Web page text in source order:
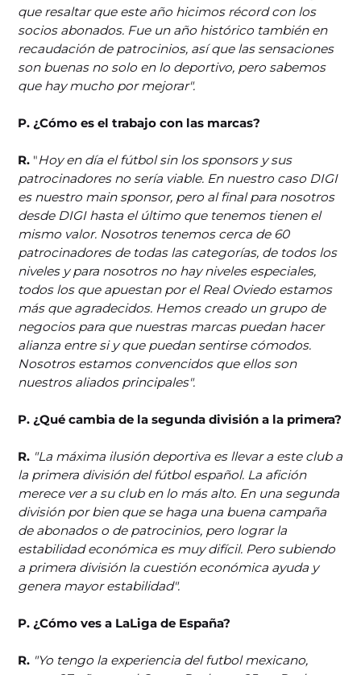
que resaltar que este año hicimos récord con los
socios abonados. Fue un año histórico también en
recaudación de patrocinios, así que las sensaciones
son buenas no solo en lo deportivo, pero sabemos
que hay mucho por mejorar".
P. ¿Cómo es el trabajo con las marcas?
R. "Hoy en día el fútbol sin los sponsors y sus
patrocinadores no sería viable. En nuestro caso DIGI
es nuestro main sponsor, pero al final para nosotros
desde DIGI hasta el último que tenemos tienen el
mismo valor. Nosotros tenemos cerca de 60
patrocinadores de todas las categorías, de todos los
niveles y para nosotros no hay niveles especiales,
todos los que apuestan por el Real Oviedo estamos
más que agradecidos. Hemos creado un grupo de
negocios para que nuestras marcas puedan hacer
alianza entre si y que puedan sentirse cómodos.
Nosotros estamos convencidos que ellos son
nuestros aliados principales".
P. ¿Qué cambia de la segunda división a la primera?
R. "La máxima ilusión deportiva es llevar a este club a
la primera división del fútbol español. La afición
merece ver a su club en lo más alto. En una segunda
división por bien que se haga una buena campaña
de abonados o de patrocinios, pero lograr la
estabilidad económica es muy difícil. Pero subiendo
a primera división la cuestión económica ayuda y
genera mayor estabilidad".
P. ¿Cómo ves a LaLiga de España?
R. "Yo tengo la experiencia del futbol mexicano,